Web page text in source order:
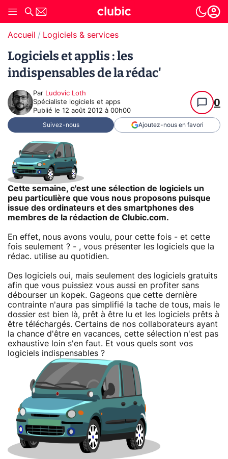
Accueil Logiciels & services
Logiciels et applis : les
indispensables de la rédac'
Par Ludovic Loth
Spécialiste logiciels et apps
Publié le 12 août 2012 à 00h00
0
Suivez-nous Ajoutez-nous en favori
Cette semaine, c'est une sélection de logiciels un
peu particulière que vous nous proposons puisque
issue des ordinateurs et des smartphones des
membres de la rédaction de Clubic.com.
En effet, nous avons voulu, pour cette fois - et cette
fois seulement ? - , vous présenter les logiciels que la
rédac. utilise au quotidien.
Des logiciels oui, mais seulement des logiciels gratuits
afin que vous puissiez vous aussi en profiter sans
débourser un kopek. Gageons que cette dernière
contrainte n'aura pas simplifié la tache de tous, mais le
dossier est bien là, prêt à être lu et les logiciels prêts à
être téléchargés. Certains de nos collaborateurs ayant
la chance d'être en vacances, cette sélection n'est pas
exhaustive loin s'en faut. Et vous quels sont vos
logiciels indispensables ?